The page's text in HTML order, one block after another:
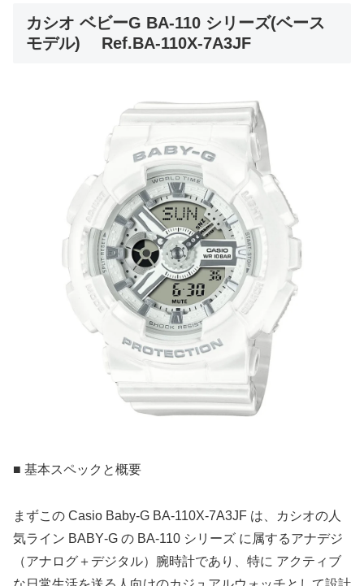
カシオ ベビーG BA-110 シリーズ(ベース
モデル) Ref.BA-110X-7A3JF
■ 基本スペックと概要
まずこの Casio Baby‑G BA‑110X‑7A3JF は、カシオの人
気ライン BABY‑G の BA‑110 シリーズ に属するアナデジ
（アナログ＋デジタル）腕時計であり、特に アクティブ